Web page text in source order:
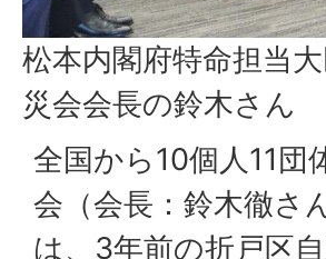
松本内閣府特命担当
災会会長の鈴木さん
全国から10個人11団
会（会長：鈴木徹さ
は、3年前の折戸区